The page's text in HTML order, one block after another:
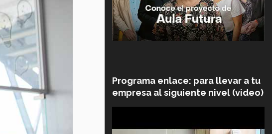
Programa enlace: para llevar a tu
empresa al siguiente nivel (video)